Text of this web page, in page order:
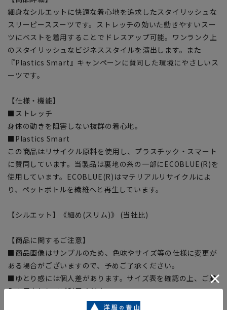
細身なシルエットに快適な着心地を追求したスタイリッシュな
スリーピーススーツです。ストレッチの効いた動きやすいスー
ツにベストを着用することでドレスアップ可能。ワンランク上
のスタイリッシュなビジネススタイルを演出します。また
『Plastics Smart』キャンペーンに賛同した環境にやさしいス
ーツです。
【仕様・機能】
■ストレッチ
身体の動きを阻害しない抜群の着心地。
■Plastics Smart
この商品はリサイクル原料を使用し、プラスチック・スマート
に賛同しています。当製品は裏地の糸の一部にECOBLUE(R)を
使用しています。ECOBLUE(R)はマテリアルリサイクルによ
り、ペットボトルを繊維へと再生しています。
【シルエット】《細め(スリム)》 (当社比)
【商品に関するご注意】
■商品画像はサンプルのため、色味やサイズ等の仕様に変更が
ある場合がございますので、予めご了承ください。
■ゆとり感には個人差があります。サイズ表を確認の上、ご購
入の目安としてご利用ください。
■生地や仕様・デザインにより、着用感や実際のサイズ表に若